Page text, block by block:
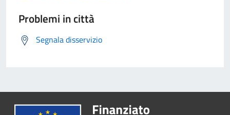
Problemi in città
Segnala disservizio